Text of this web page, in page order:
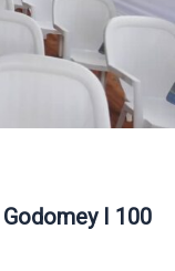
I 100